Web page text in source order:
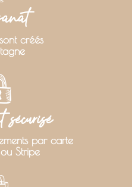
créés
par carte
Stripe